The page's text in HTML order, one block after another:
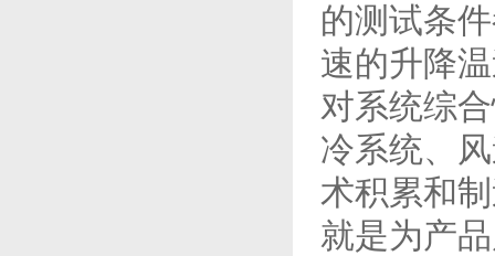
的测试条
速的升降
对系统综
冷系统、
术积累和
就是为产